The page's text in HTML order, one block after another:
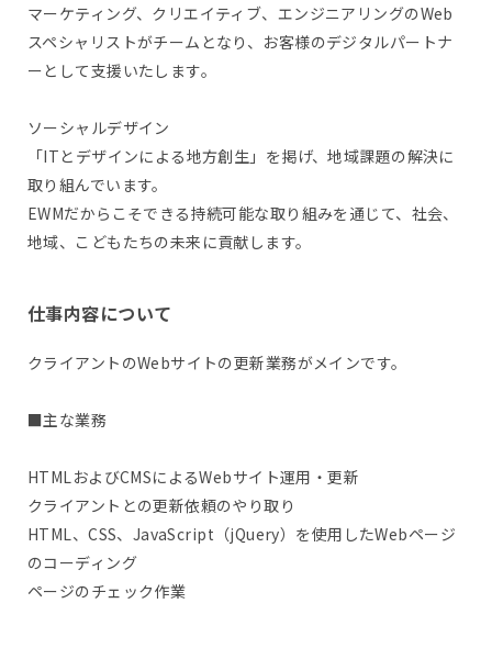
マーケティング、クリエイティブ、エンジニアリングのWeb
スペシャリストがチームとなり、お客様のデジタルパートナ
ーとして支援いたします。
ソーシャルデザイン
「ITとデザインによる地方創生」を掲げ、地域課題の解決に
取り組んでいます。
EWMだからこそできる持続可能な取り組みを通じて、社会、
地域、こどもたちの未来に貢献します。
仕事内容について
クライアントのWebサイトの更新業務がメインです。
■主な業務
HTMLおよびCMSによるWebサイト運用・更新
クライアントとの更新依頼のやり取り
HTML、CSS、JavaScript（jQuery）を使用したWebページ
のコーディング
ページのチェック作業